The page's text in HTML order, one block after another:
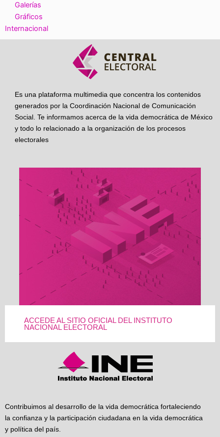
Galerías
Gráficos
Internacional
Es una plataforma multimedia que concentra los contenidos
generados por la Coordinación Nacional de Comunicación
Social. Te informamos acerca de la vida democrática de México
y todo lo relacionado a la organización de los procesos
electorales
ACCEDE AL SITIO OFICIAL DEL INSTITUTO
NACIONAL ELECTORAL
Contribuimos al desarrollo de la vida democrática fortaleciendo
la confianza y la participación ciudadana en la vida democrática
y política del país.